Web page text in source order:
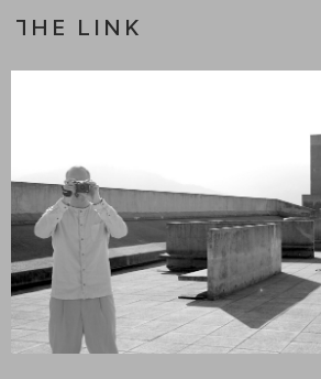
Zum Inhalt springen
T
HE LINK